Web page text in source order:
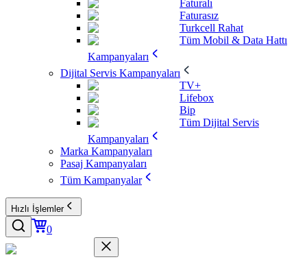
Faturalı
Faturasız
Turkcell Rahat
Tüm Mobil & Data Hattı
Kampanyaları
Dijital Servis Kampanyaları
TV+
Lifebox
Bip
Tüm Dijital Servis
Kampanyaları
Marka Kampanyaları
Pasaj Kampanyaları
Tüm Kampanyalar
Hızlı İşlemler
0